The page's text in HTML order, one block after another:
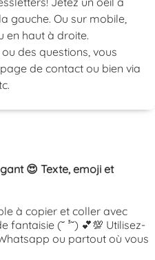
gauche. Ou sur mobile,
en haut à droite.
des questions, vous
de contact ou bien via
😍 Texte, emoji et
à copier et coller avec
(˘ ³˘) 💕💯 Utilisez-
ou partout où vous